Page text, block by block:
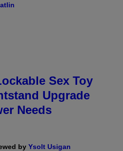
Sex Toy
Upgrade
Needs
by Ysolt Usigan